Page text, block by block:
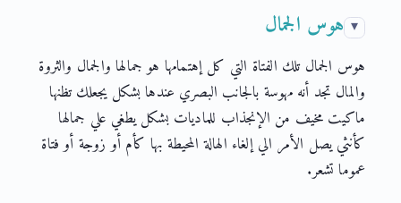
هوس الجمال
هوس الجمال تلك الفتاة التي كل إهتمامها هو جمالها والجمال والثروة
والمال تجد أنه مهوسة بالجانب البصري عندها بشكل يجعلك تظنها
ماكيت مخيف من الإنجذاب للماديات بشكل يطغي علي جمالها
كأنثي يصل الأمر الي إلغاء الهالة المحيطة بها كأم أو زوجة أو فتاة
عموما تشعر.